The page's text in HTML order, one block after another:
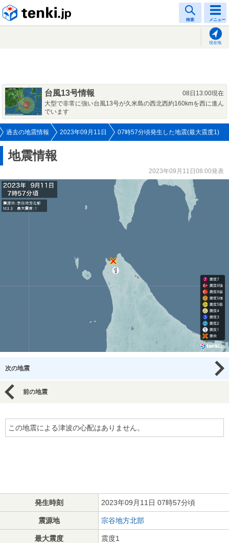
検索 メニュー
現在地
台風13号情報
08日13:00現在
大型で非常に強い台風13号が久米島の西北西約160kmを西に進ん
でいます
過去の地震情報 2023年09月11日 07時57分頃発生した地震(最大震度1)
地震情報
2023年09月11日08:00発表
次の地震
前の地震
この地震による津波の心配はありません。
発生時刻 2023年09月11日 07時57分頃
震源地 宗谷地方北部
最大震度 震度1